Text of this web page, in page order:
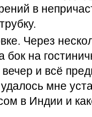
в
Через
бок на
и всё
мне
в Индии и